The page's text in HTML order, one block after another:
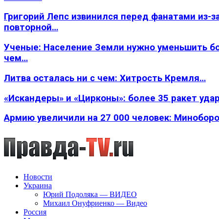
Григорий Лепс извинился перед фанатами из-
повторной…
Ученые: Население Земли нужно уменьшить
чем…
Литва осталась ни с чем: Хитрость Кремля…
«Искандеры» и «Цирконы»: более 35 ракет
Армию увеличили на 27 000 человек:
Новости
Украина
Юрий Подоляка — ВИДЕО
Михаил Онуфриенко — Видео
Россия